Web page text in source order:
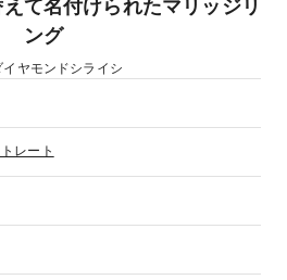
て名付けられたマリッジリ
ング
イヤモンドシライシ
レート